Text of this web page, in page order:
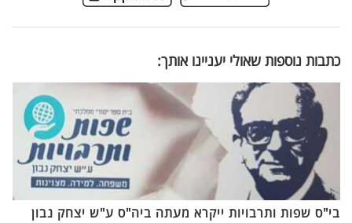
כתבות נוספות שאולי יעניינו אותך:
בי"ס שפות ותרבויות ייקרא מעתה ביה"ס ע"ש יצחק נבון